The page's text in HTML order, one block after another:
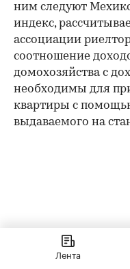
ним следуют
индекс,
ассоциации
соотношение
домохозяйства с
необходимы для
квартиры с
выдаваемого на
Лента